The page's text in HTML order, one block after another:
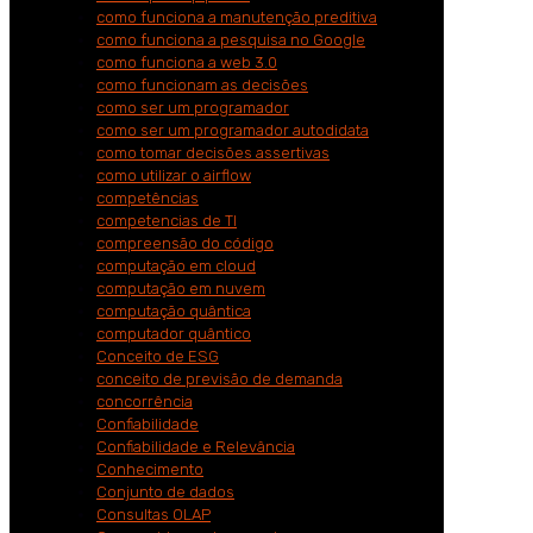
como funciona a manutenção preditiva
como funciona a pesquisa no Google
como funciona a web 3.0
como funcionam as decisões
como ser um programador
como ser um programador autodidata
como tomar decisões assertivas
como utilizar o airflow
competências
competencias de TI
compreensão do código
computação em cloud
computação em nuvem
computação quântica
computador quântico
Conceito de ESG
conceito de previsão de demanda
concorrência
Confiabilidade
Confiabilidade e Relevância
Conhecimento
Conjunto de dados
Consultas OLAP